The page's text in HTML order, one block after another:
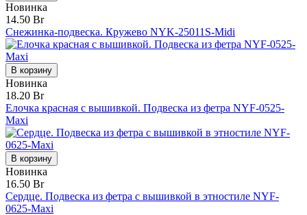
Новинка
14.50 Br
Снежинка-подвеска. Кружево NYK-25011S-Midi
В корзину
Новинка
18.20 Br
Елочка красная с вышивкой. Подвеска из фетра NYF-0525-
Maxi
В корзину
Новинка
16.50 Br
Сердце. Подвеска из фетра с вышивкой в этностиле NYF-
0625-Maxi